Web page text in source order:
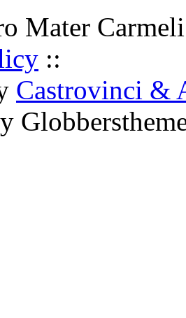
Mater
::
Castrovinci &